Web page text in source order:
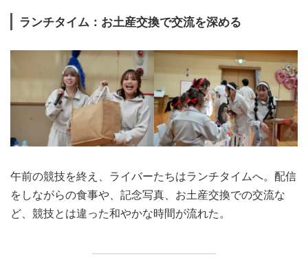
ランチタイム：お土産交換で交流を深める
午前の競技を終え、ライバーたちはランチタイムへ。配信
をしながらの食事や、記念写真、お土産交換での交流な
ど、競技とは違った和やかな時間が流れた。